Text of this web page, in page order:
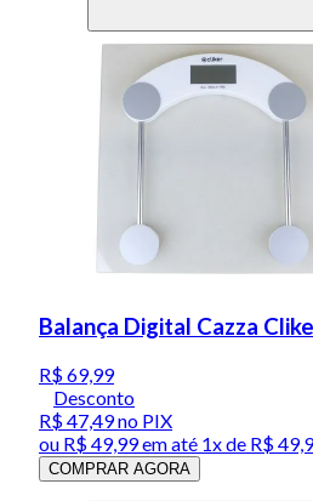
Balança Digital Cazza
R$ 69,99
Desconto
R$ 47,49no PIX
ou R$ 49,99em até 1x de R$
COMPRAR AGORA